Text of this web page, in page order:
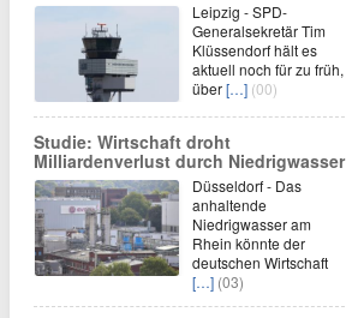
Leipzig - SPD-
Generalsekretär Tim
Klüssendorf hält es
aktuell noch für zu früh,
über[…] (00)
Studie: Wirtschaft droht
Milliardenverlust durch Niedrigwasser
Düsseldorf - Das
anhaltende
Niedrigwasser am
Rhein könnte der
deutschen Wirtschaft
[…] (03)